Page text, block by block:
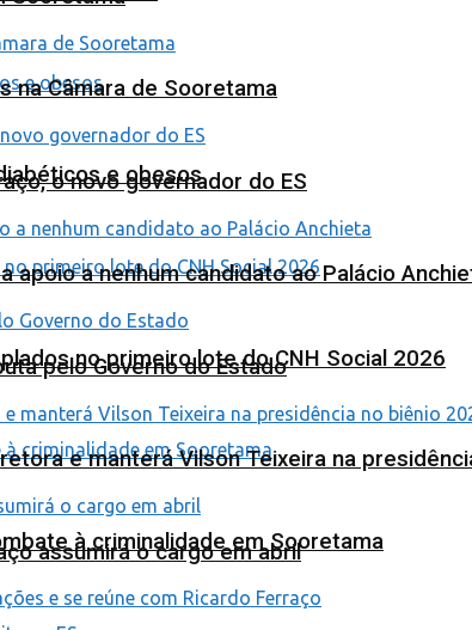
e obesos
no primeiro lote do CNH Social 2026
à criminalidade em Sooretama
na Câmara de Sooretama
o novo governador do ES
apoio a nenhum candidato ao Palácio
pelo Governo do Estado
e manterá Vilson Teixeira na
assumirá o cargo em abril